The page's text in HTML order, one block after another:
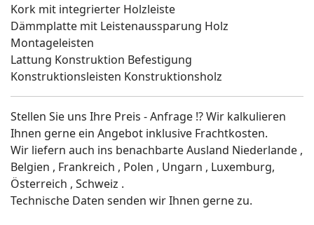
Kork mit integrierter Holzleiste
Dämmplatte mit Leistenaussparung Holz
Montageleisten
Lattung Konstruktion Befestigung
Konstruktionsleisten Konstruktionsholz
Stellen Sie uns Ihre Preis - Anfrage !? Wir kalkulieren
Ihnen gerne ein Angebot inklusive Frachtkosten.
Wir liefern auch ins benachbarte Ausland Niederlande ,
Belgien , Frankreich , Polen , Ungarn , Luxemburg,
Österreich , Schweiz .
Technische Daten senden wir Ihnen gerne zu.